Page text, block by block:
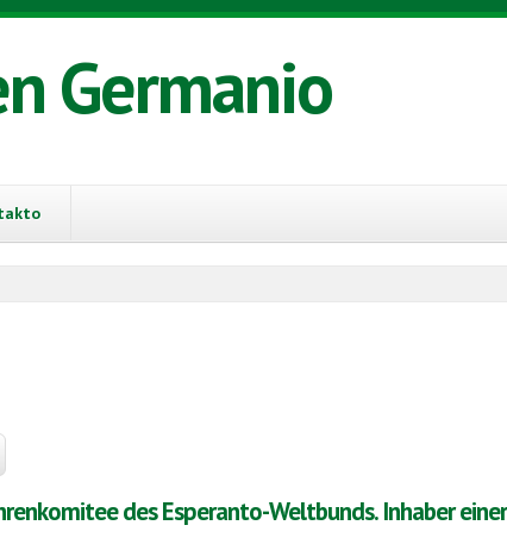
Germanio
des Esperanto-Weltbunds. Inhaber